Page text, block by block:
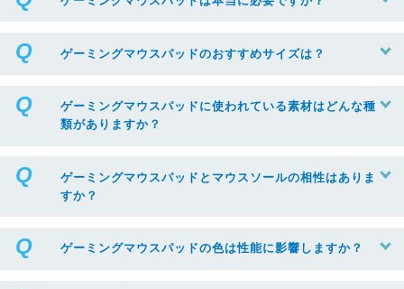
ゲーミングマウスパッドのおすすめサイズは？
ゲーミングマウスパッドに使われている素材はどんな種
類がありますか？
ゲーミングマウスパッドとマウスソールの相性はありま
すか？
ゲーミングマウスパッドの色は性能に影響しますか？